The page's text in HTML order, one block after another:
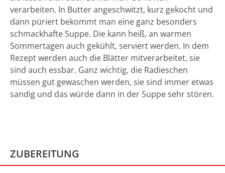
verarbeiten. In Butter angeschwitzt, kurz gekocht und
dann püriert bekommt man eine ganz besonders
schmackhafte Suppe. Die kann heiß, an warmen
Sommertagen auch gekühlt, serviert werden. In dem
Rezept werden auch die Blätter mitverarbeitet, sie
sind auch essbar. Ganz wichtig, die Radieschen
müssen gut gewaschen werden, sie sind immer etwas
sandig und das würde dann in der Suppe sehr stören.
ZUBEREITUNG